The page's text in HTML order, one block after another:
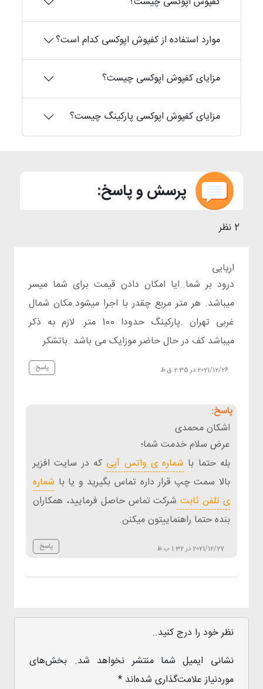
موارد استفاده از کفپوش اپوکسی کدام است؟
مزایای کفپوش اپوکسی چیست؟
مزایای کفپوش اپوکسی پارکینگ چیست؟
پرسش و پاسخ:
2 نظر
اریایی
2021/12/26 در 2:35 ق.ظ
درود بر شما..ایا امکان دادن قیمت برای شما میسر
میباشد. هر متر مربع چقدر با اجرا میشود.مکان شمال
غربی تهران .پارکینگ حدودا 100 متر. لازم به ذکر
میباشد کف در حال حاضر موزایک می باشد .باتشکر
پاسخ
اشکان محمدی
2021/12/27 در 1:32 ب.ظ
عرض سلام خدمت شما؛
بله حتما با شماره ی واتس آپی که در سایت افزیر
بالا سمت چپ قرار داره تماس بگیرید و یا با شماره
ی تلفن ثابت شرکت تماس حاصل فرمایید، همکاران
بنده حتما راهنماییتون میکنن.
پاسخ
نظر خود را درج کنید..
نشانی ایمیل شما منتشر نخواهد شد. بخش‌های
موردنیاز علامت‌گذاری شده‌اند*